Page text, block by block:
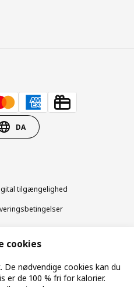
DA
tilgængelighed
køb af service
cookies
De nødvendige cookies kan du
er de 100 % fri for kalorier.